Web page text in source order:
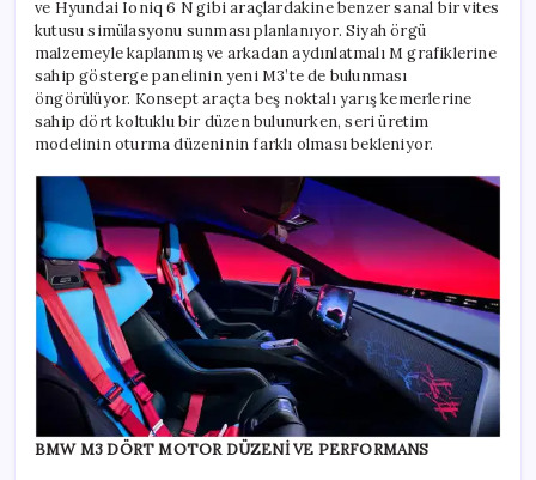
ve Hyundai Ioniq 6 N gibi araçlardakine benzer sanal bir vites
kutusu simülasyonu sunması planlanıyor. Siyah örgü
malzemeyle kaplanmış ve arkadan aydınlatmalı M grafiklerine
sahip gösterge panelinin yeni M3’te de bulunması
öngörülüyor. Konsept araçta beş noktalı yarış kemerlerine
sahip dört koltuklu bir düzen bulunurken, seri üretim
modelinin oturma düzeninin farklı olması bekleniyor.
BMW M3 DÖRT MOTOR DÜZENİ VE PERFORMANS